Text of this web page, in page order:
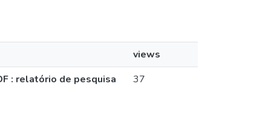
views
: relatório de pesquisa
37